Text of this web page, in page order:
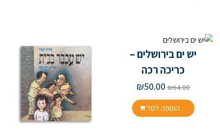
יש ים בירושלים –
כריכה רכה
₪64.00
₪50.00
הוספה לסל